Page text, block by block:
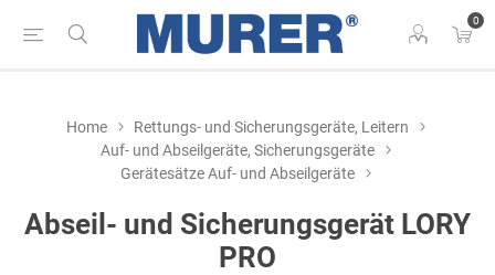
0
Home
Rettungs- und Sicherungsgeräte, Leitern
Auf- und Abseilgeräte, Sicherungsgeräte
Gerätesätze Auf- und Abseilgeräte
Abseil- und Sicherungsgerät LORY
PRO